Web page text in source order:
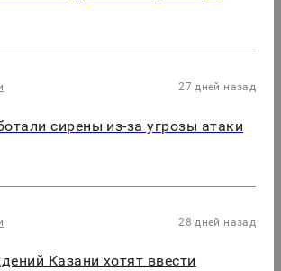
27 дней назад
сирены из-за угрозы атаки
28 дней назад
Казани хотят ввести